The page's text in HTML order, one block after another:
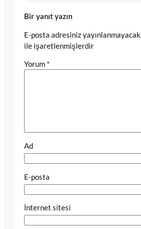
Bir yanıt yazın
E-posta adresiniz yayınlanmayacak.
ile işaretlenmişlerdir
Yorum *
Ad
E-posta
İnternet sitesi